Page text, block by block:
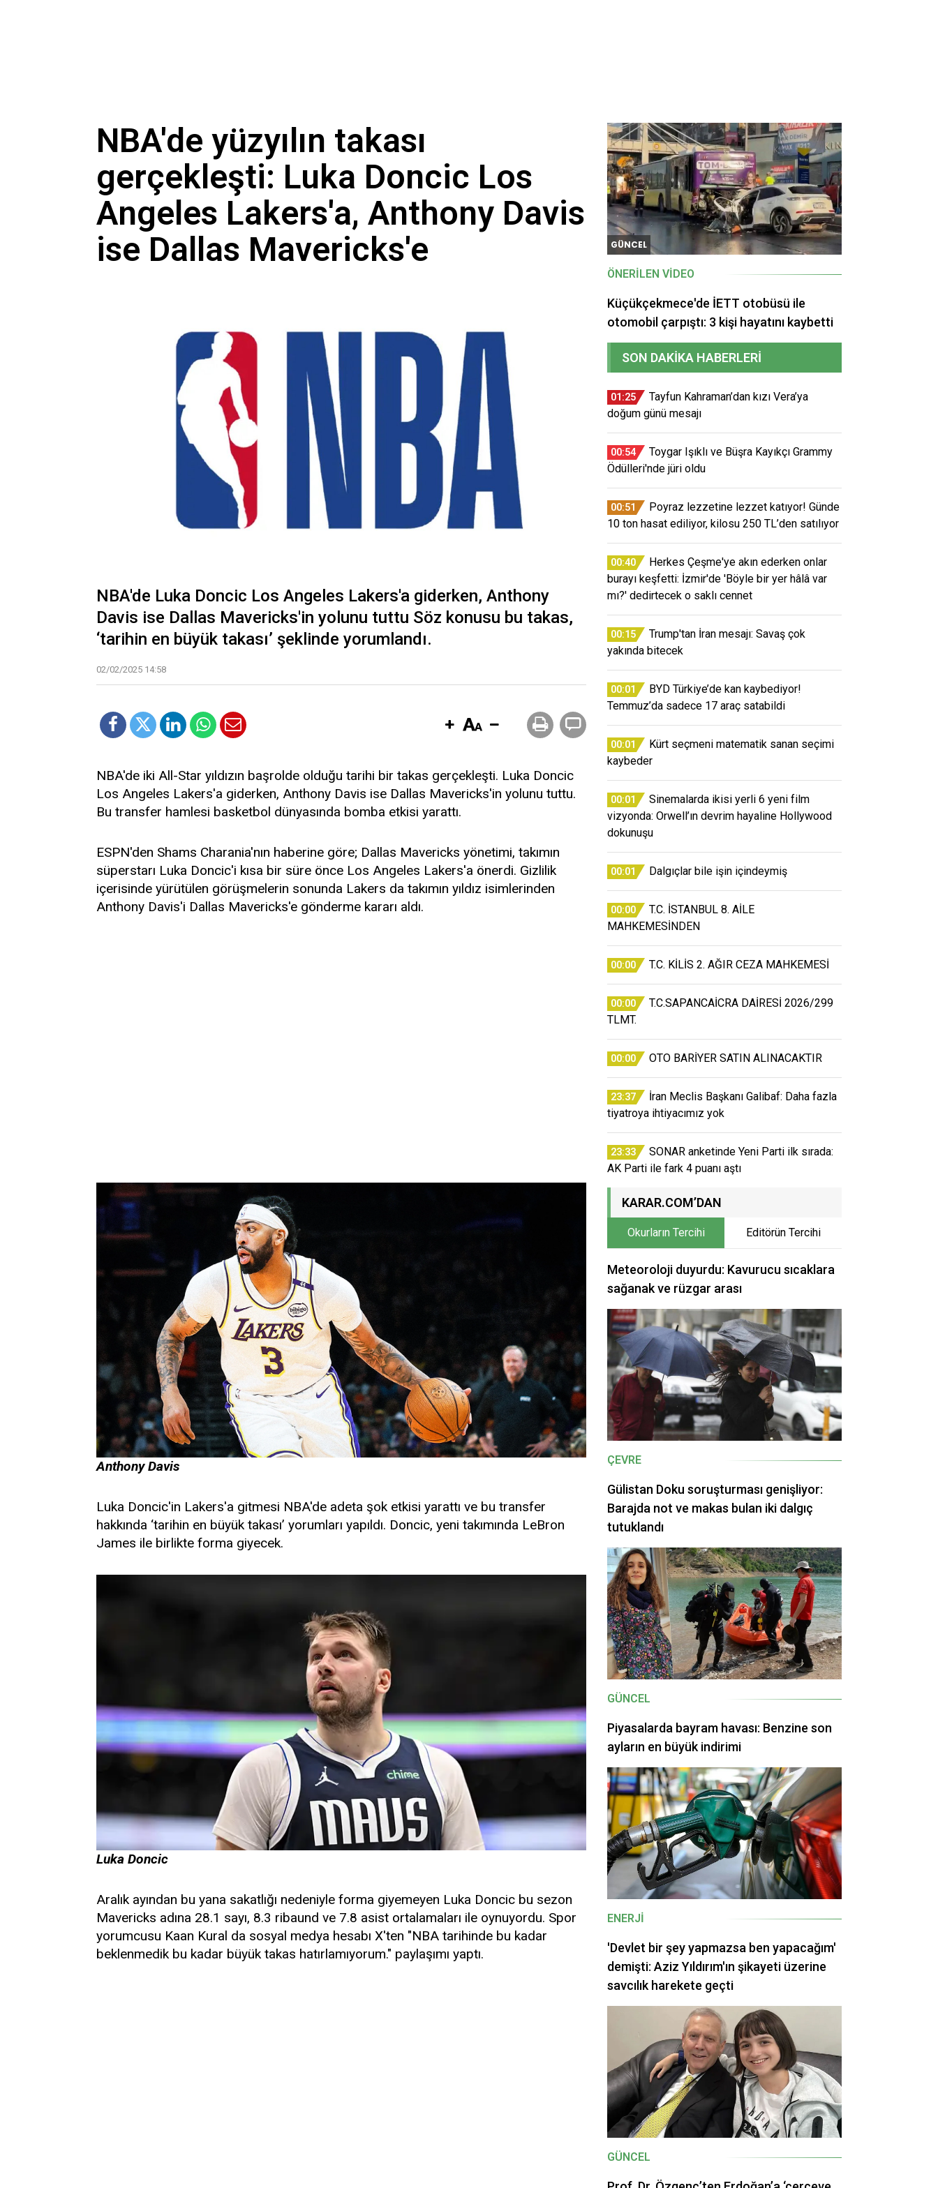
NBA'de yüzyılın takası
gerçekleşti: Luka Doncic Los
Angeles Lakers'a, Anthony Davis
ise Dallas Mavericks'e
NBA'de Luka Doncic Los Angeles Lakers'a giderken, Anthony
Davis ise Dallas Mavericks'in yolunu tuttu Söz konusu bu takas,
‘tarihin en büyük takası’ şeklinde yorumlandı.
02/02/2025 14:58
NBA'de iki All-Star yıldızın başrolde olduğu tarihi bir takas gerçekleşti. Luka Doncic
Los Angeles Lakers'a giderken, Anthony Davis ise Dallas Mavericks'in yolunu tuttu.
Bu transfer hamlesi basketbol dünyasında bomba etkisi yarattı.
ESPN'den Shams Charania'nın haberine göre; Dallas Mavericks yönetimi, takımın
süperstarı Luka Doncic'i kısa bir süre önce Los Angeles Lakers'a önerdi. Gizlilik
içerisinde yürütülen görüşmelerin sonunda Lakers da takımın yıldız isimlerinden
Anthony Davis'i Dallas Mavericks'e gönderme kararı aldı.
Anthony Davis
Luka Doncic'in Lakers'a gitmesi NBA'de adeta şok etkisi yarattı ve bu transfer
hakkında ‘tarihin en büyük takası’ yorumları yapıldı. Doncic, yeni takımında LeBron
James ile birlikte forma giyecek.
Luka Doncic
Aralık ayından bu yana sakatlığı nedeniyle forma giyemeyen Luka Doncic bu sezon
Mavericks adına 28.1 sayı, 8.3 ribaund ve 7.8 asist ortalamaları ile oynuyordu. Spor
yorumcusu Kaan Kural da sosyal medya hesabı X'ten "NBA tarihinde bu kadar
beklenmedik bu kadar büyük takas hatırlamıyorum." paylaşımı yaptı.
GÜNCEL
ÖNERILEN VIDEO
Küçükçekmece'de İETT otobüsü ile
otomobil çarpıştı: 3 kişi hayatını kaybetti
SON DAKIKA HABERLERI
01:25
Tayfun Kahraman’dan kızı Vera’ya
doğum günü mesajı
00:54
Toygar Işıklı ve Büşra Kayıkçı Grammy
Ödülleri'nde jüri oldu
00:51
Poyraz lezzetine lezzet katıyor! Günde
10 ton hasat ediliyor, kilosu 250 TL’den satılıyor
00:40
Herkes Çeşme'ye akın ederken onlar
burayı keşfetti: İzmir'de 'Böyle bir yer hâlâ var
mı?' dedirtecek o saklı cennet
00:15
Trump'tan İran mesajı: Savaş çok
yakında bitecek
00:01
BYD Türkiye’de kan kaybediyor!
Temmuz’da sadece 17 araç satabildi
00:01
Kürt seçmeni matematik sanan seçimi
kaybeder
00:01
Sinemalarda ikisi yerli 6 yeni film
vizyonda: Orwell’ın devrim hayaline Hollywood
dokunuşu
00:01 Dalgıçlar bile işin içindeymiş
00:00
T.C. İSTANBUL 8. AİLE
MAHKEMESİNDEN
00:00 T.C. KİLİS 2. AĞIR CEZA MAHKEMESİ
00:00
T.C.SAPANCAİCRA DAİRESİ 2026/299
TLMT.
00:00 OTO BARİYER SATIN ALINACAKTIR
23:37
İran Meclis Başkanı Galibaf: Daha fazla
tiyatroya ihtiyacımız yok
23:33
SONAR anketinde Yeni Parti ilk sırada:
AK Parti ile fark 4 puanı aştı
KARAR.COM’DAN
Okurların Tercihi Editörün Tercihi
Meteoroloji duyurdu: Kavurucu sıcaklara
sağanak ve rüzgar arası
ÇEVRE
Gülistan Doku soruşturması genişliyor:
Barajda not ve makas bulan iki dalgıç
tutuklandı
GÜNCEL
Piyasalarda bayram havası: Benzine son
ayların en büyük indirimi
ENERJI
'Devlet bir şey yapmazsa ben yapacağım'
demişti: Aziz Yıldırım'ın şikayeti üzerine
savcılık harekete geçti
GÜNCEL